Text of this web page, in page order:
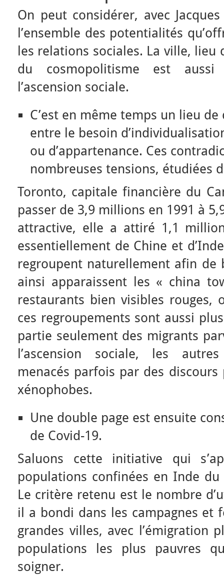
On peut considérer, avec
l’ensemble des potentialités
les relations sociales. La ville, lieu
du cosmopolitisme est
l’ascension sociale.
C’est en même temps un lieu
entre le besoin
ou d’appartenance. Ces
nombreuses tensions, étudiées
Toronto, capitale financière du
passer de 3,9 millions en 1991 à
attractive, elle a attiré 1,1
essentiellement de Chine et
regroupent naturellement afin de
ainsi apparaissent les « china
restaurants bien visibles rouges,
ces regroupements sont aussi
partie seulement des migrants
l’ascension sociale, les
menacés parfois par des
xénophobes.
Une double page est ensuite
de Covid-19.
Saluons cette initiative qui
populations confinées en Inde
Le critère retenu est le nombre
il a bondi dans les campagnes et
grandes villes, avec l’émigration
populations les plus pauvres
soigner.